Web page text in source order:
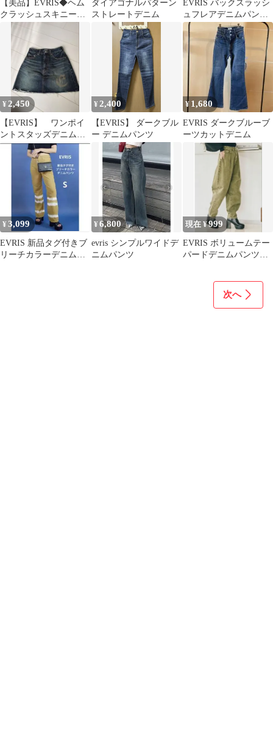
【美品】EVRIS◆ヘム
クラッシュスキニーデ
ニムパンツ◆インディ
ゴブルー《XS》
ダイアゴナルパターン
ストレートデニム
EVRIS バックスラッシ
ュフレアデニムパンツ
M 【新品未使用品】
¥ 2,450
【EVRIS】 ワンポイ
ントスタッズデニムミ
ニスカート
¥ 2,400
【EVRIS】 ダークブル
ー デニムパンツ
¥ 1,680
EVRIS ダークブルーブ
ーツカットデニム
¥ 3,099
EVRIS 新品タグ付きブ
リーチカラーデニムパ
¥6,800
evris シンプルワイドデ
ニムパンツ
現在 ¥999
EVRIS ボリュームテー
パードデニムパンツ
次へ